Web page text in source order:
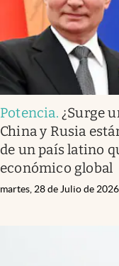
Potencia. ¿Surge
China y Rusia
de un país latino
económico global
martes, 28 de Julio de 2026